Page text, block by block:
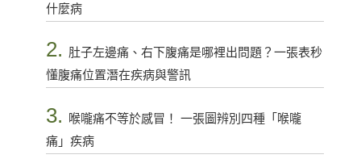
什麼病
2. 肚子左邊痛、右下腹痛是哪裡出問題？一張表秒
懂腹痛位置潛在疾病與警訊
3.
喉嚨痛不等於感冒！ 一張圖辨別四種「喉嚨
痛」疾病